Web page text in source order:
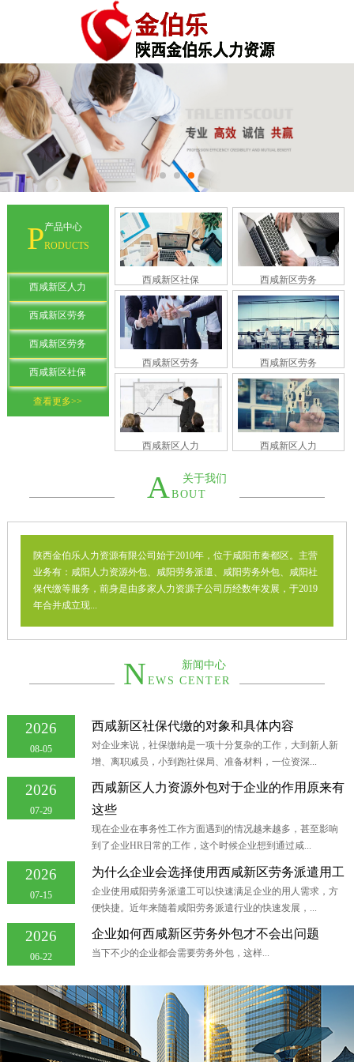
产品中心
PRODUCTS
西咸新区人力
西咸新区劳务
西咸新区劳务
西咸新区社保
查看更多>>
西咸新区社保 西咸新区劳务
西咸新区劳务 西咸新区劳务
西咸新区人力 西咸新区人力
关于我们
ABOUT
陕西金伯乐人力资源有限公司始于2010年，位于咸阳市秦都区。主营
业务有：咸阳人力资源外包、咸阳劳务派遣、咸阳劳务外包、咸阳社
保代缴等服务，前身是由多家人力资源子公司历经数年发展，于2019
年合并成立现...
新闻中心
N EWS CENTER
2026
08-05
西咸新区社保代缴的对象和具体内容
对企业来说，社保缴纳是一项十分复杂的工作，大到新人新
增、离职减员，小到跑社保局、准备材料，一位资深...
2026
07-29
西咸新区人力资源外包对于企业的作用原来有
这些
现在企业在事务性工作方面遇到的情况越来越多，甚至影响
到了企业HR日常的工作，这个时候企业想到通过咸...
2026
07-15
为什么企业会选择使用西咸新区劳务派遣用工
企业使用咸阳劳务派遣工可以快速满足企业的用人需求，方
便快捷。近年来随着咸阳劳务派遣行业的快速发展，...
2026
06-22
企业如何西咸新区劳务外包才不会出问题
当下不少的企业都会需要劳务外包，这样...